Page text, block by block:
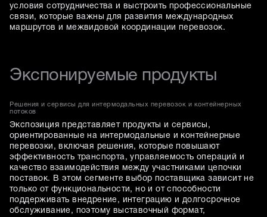
условия сотрудничества и выстроить профессиональные
связи, которые важны для развития международных
маршрутов и межвидовой координации перевозок.
Экспонируемые продукты
Решения и сервисы для интермодальных перевозок и контейнерных
потоков
Экспозиция представляет продукты и сервисы,
ориентированные на интермодальные и контейнерные
перевозки, включая решения, которые повышают
эффективность транспорта, управляемость операций и
качество взаимодействия между участниками цепочки
поставок. В этом сегменте выбор поставщика зависит не
только от функциональности, но и от способности
поддерживать внедрение, интеграцию и долгосрочное
обслуживание, поэтому выставочный формат,